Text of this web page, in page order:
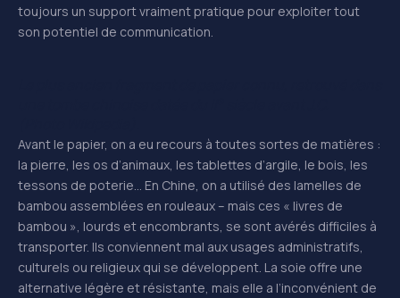
toujours un support vraiment pratique pour exploiter tout
son potentiel de communication.
Avant le papier, on a eu recours à toutes sortes de matières :
la pierre, les os d’animaux, les tablettes d’argile, le bois, les
tessons de poterie… En Chine, on a utilisé des lamelles de
bambou assemblées en rouleaux – mais ces « livres de
bambou », lourds et encombrants, se sont avérés difficiles à
transporter. Ils conviennent mal aux usages administratifs,
culturels ou religieux qui se développent. La soie offre une
alternative légère et résistante, mais elle a l’inconvénient de